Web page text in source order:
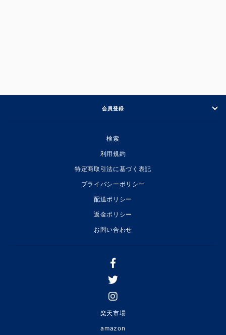
会員登録
検索
利用規約
特定商取引法に基づく表記
プライバシーポリシー
配送ポリシー
返金ポリシー
お問い合わせ
楽天市場
amazon